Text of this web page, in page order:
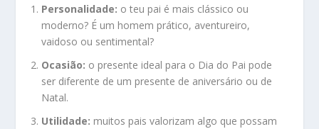
Personalidade: o teu pai é mais clássico ou
moderno? É um homem prático, aventureiro,
vaidoso ou sentimental?
Ocasião: o presente ideal para o Dia do Pai pode
ser diferente de um presente de aniversário ou de
Natal.
Utilidade: muitos pais valorizam algo que possam